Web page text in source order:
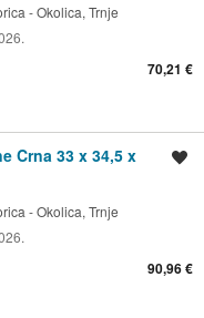
- Okolica, Trnje
70,21 €
Crna 33 x 34,5 x
- Okolica, Trnje
90,96 €